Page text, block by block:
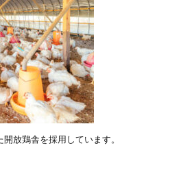
放鶏舎を採用しています。